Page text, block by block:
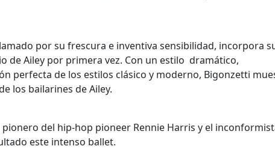
por su frescura e inventiva sensibilidad, incorpora
de Ailey por primera vez. Con un estilo dramático,
perfecta de los estilos clásico y moderno, Bigonzetti
los bailarines de Ailey.
del hip-hop pioneer Rennie Harris y el
este intenso ballet.